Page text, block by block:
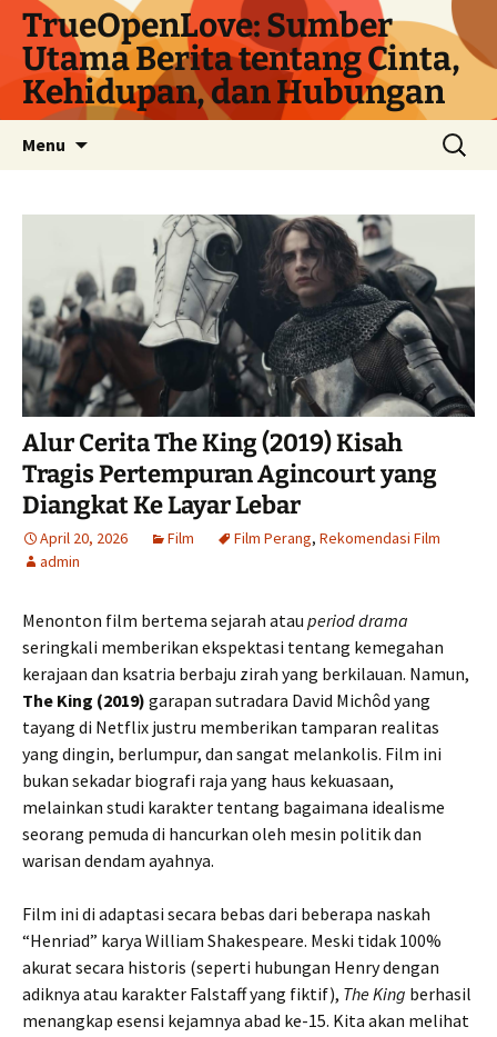
Langsung
TrueOpenLove: Sumber
Utama Berita tentang Cinta,
Kehidupan, dan Hubungan
Menu
Cari
untuk:
Alur Cerita The King (2019) Kisah
Tragis Pertempuran Agincourt yang
Diangkat Ke Layar Lebar
April 20, 2026 Film Film Perang, Rekomendasi Film
admin
Menonton film bertema sejarah atau period drama
seringkali memberikan ekspektasi tentang kemegahan
kerajaan dan ksatria berbaju zirah yang berkilauan. Namun,
The King (2019) garapan sutradara David Michôd yang
tayang di Netflix justru memberikan tamparan realitas
yang dingin, berlumpur, dan sangat melankolis. Film ini
bukan sekadar biografi raja yang haus kekuasaan,
melainkan studi karakter tentang bagaimana idealisme
seorang pemuda di hancurkan oleh mesin politik dan
warisan dendam ayahnya.
Film ini di adaptasi secara bebas dari beberapa naskah
“Henriad” karya William Shakespeare. Meski tidak 100%
akurat secara historis (seperti hubungan Henry dengan
adiknya atau karakter Falstaff yang fiktif), The King berhasil
menangkap esensi kejamnya abad ke-15. Kita akan melihat